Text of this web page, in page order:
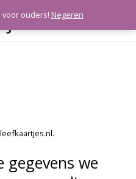
voor ouders! Negeren
gegevens we